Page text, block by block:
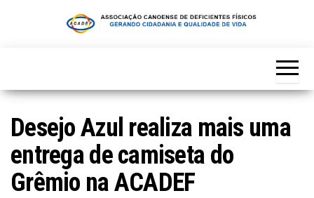
Desejo Azul realiza mais uma
entrega de camiseta do
Grêmio na ACADEF